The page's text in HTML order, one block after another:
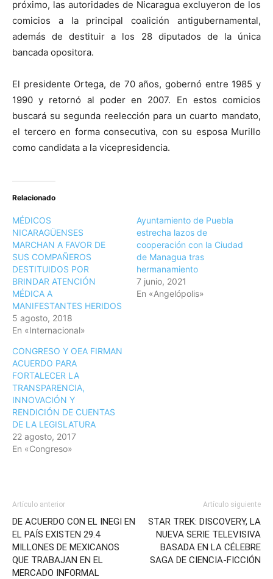
próximo, las autoridades de Nicaragua excluyeron de los
comicios a la principal coalición antigubernamental,
además de destituir a los 28 diputados de la única
bancada opositora.
El presidente Ortega, de 70 años, gobernó entre 1985 y
1990 y retornó al poder en 2007. En estos comicios
buscará su segunda reelección para un cuarto mandato,
el tercero en forma consecutiva, con su esposa Murillo
como candidata a la vicepresidencia.
Relacionado
MÉDICOS
NICARAGÜENSES
MARCHAN A FAVOR DE
SUS COMPAÑEROS
DESTITUIDOS POR
BRINDAR ATENCIÓN
MÉDICA A
MANIFESTANTES HERIDOS
5 agosto, 2018
En «Internacional»
Ayuntamiento de Puebla
estrecha lazos de
cooperación con la Ciudad
de Managua tras
hermanamiento
7 junio, 2021
En «Angelópolis»
CONGRESO Y OEA FIRMAN
ACUERDO PARA
FORTALECER LA
TRANSPARENCIA,
INNOVACIÓN Y
RENDICIÓN DE CUENTAS
DE LA LEGISLATURA
22 agosto, 2017
En «Congreso»
Artículo anterior
DE ACUERDO CON EL INEGI EN
EL PAÍS EXISTEN 29.4
MILLONES DE MEXICANOS
QUE TRABAJAN EN EL
MERCADO INFORMAL
Artículo siguiente
STAR TREK: DISCOVERY, LA
NUEVA SERIE TELEVISIVA
BASADA EN LA CÉLEBRE
SAGA DE CIENCIA-FICCIÓN